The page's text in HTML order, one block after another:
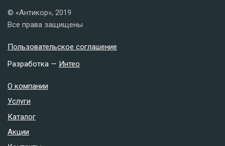
© «Антикор», 2019
Все права защищены
Пользовательское соглашение
Разработка — Интео
О компании
Услуги
Каталог
Акции